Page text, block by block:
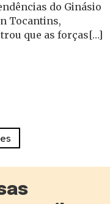
do Ginásio
Tocantins,
que as forças[…]